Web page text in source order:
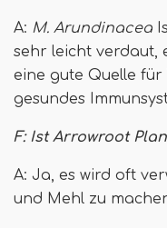
A: M. Arundinacea
sehr leicht verdaut,
eine gute Quelle für
gesundes
F: Ist Arrowroot
A: Ja, es wird oft
und Mehl zu